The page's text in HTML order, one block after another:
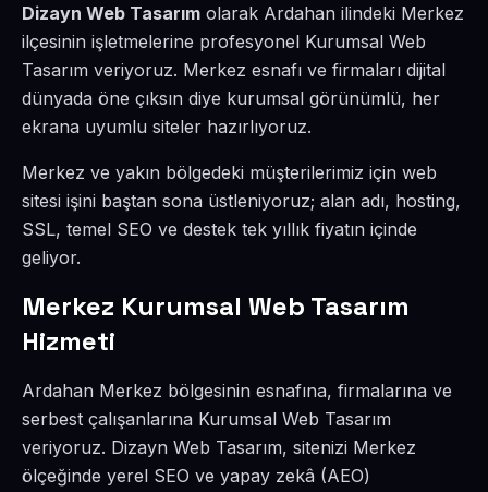
Dizayn Web Tasarım olarak Ardahan ilindeki Merkez
ilçesinin işletmelerine profesyonel Kurumsal Web
Tasarım veriyoruz. Merkez esnafı ve firmaları dijital
dünyada öne çıksın diye kurumsal görünümlü, her
ekrana uyumlu siteler hazırlıyoruz.
Merkez ve yakın bölgedeki müşterilerimiz için web
sitesi işini baştan sona üstleniyoruz; alan adı, hosting,
SSL, temel SEO ve destek tek yıllık fiyatın içinde
geliyor.
Merkez Kurumsal Web Tasarım
Hizmeti
Ardahan Merkez bölgesinin esnafına, firmalarına ve
serbest çalışanlarına Kurumsal Web Tasarım
veriyoruz. Dizayn Web Tasarım, sitenizi Merkez
ölçeğinde yerel SEO ve yapay zekâ (AEO)